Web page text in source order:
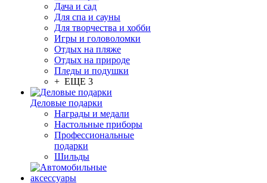
Дача и сад
Для спа и сауны
Для творчества и хобби
Игры и головоломки
Отдых на пляже
Отдых на природе
Пледы и подушки
+ ЕЩЕ 3
Деловые подарки
Награды и медали
Настольные приборы
Профессиональные
подарки
Шильды